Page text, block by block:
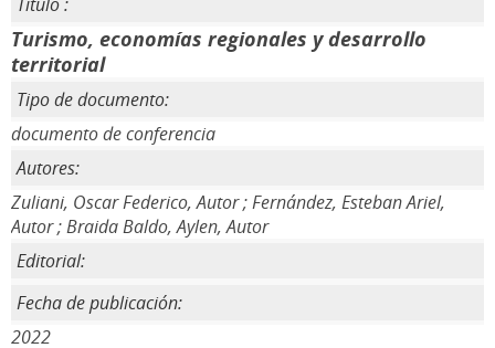
Turismo, economías regionales y desarrollo
territorial
Tipo de documento:
documento de conferencia
Autores:
Zuliani, Oscar Federico, Autor ; Fernández, Esteban Ariel,
Autor ; Braida Baldo, Aylen, Autor
Editorial:
Fecha de publicación:
2022